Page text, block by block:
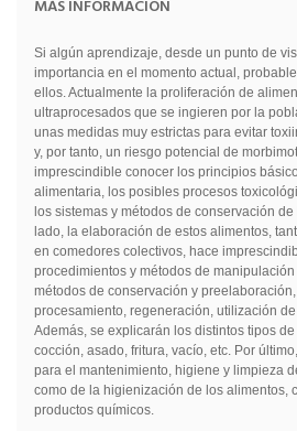
MÁS INFORMACIÓN
Si algún aprendizaje, desde un punto de
importancia en el momento actual,
ellos. Actualmente la proliferación de
ultraprocesados que se ingieren por la
unas medidas muy estrictas para evitar
y, por tanto, un riesgo potencial de
imprescindible conocer los principios
alimentaria, los posibles procesos
los sistemas y métodos de conservación
lado, la elaboración de estos alimentos,
en comedores colectivos, hace
procedimientos y métodos de
métodos de conservación y
procesamiento, regeneración, utilización
Además, se explicarán los distintos tipos
cocción, asado, fritura, vacío, etc. Por
para el mantenimiento, higiene y limpieza
como de la higienización de los alimentos,
productos químicos.